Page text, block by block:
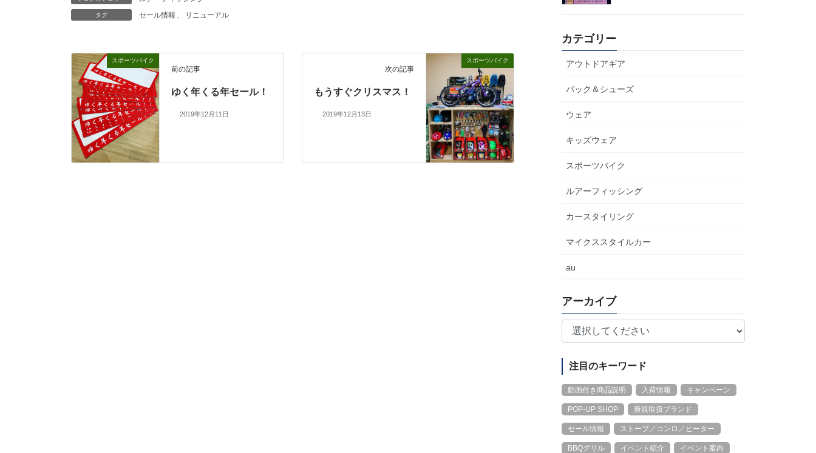
タグ セール情報 、 リニューアル
スポーツバイク
前の記事
ゆく年くる年セール！
2019年12月11日
スポーツバイク
次の記事
もうすぐクリスマス！
2019年12月13日
カテゴリー
アウトドアギア
パック＆シューズ
ウェア
キッズウェア
スポーツバイク
ルアーフィッシング
カースタイリング
マイクススタイルカー
au
アーカイブ
注目のキーワード
動画付き商品説明 入荷情報 キャンペーン
POP-UP SHOP 新規取扱ブランド
セール情報 ストーブ／コンロ／ヒーター
BBQグリル イベント紹介 イベント案内